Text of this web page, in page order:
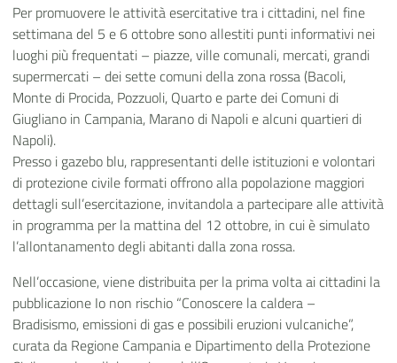
Per promuovere le attività esercitative tra i cittadini, nel fine
settimana del 5 e 6 ottobre sono allestiti punti informativi nei
luoghi più frequentati – piazze, ville comunali, mercati, grandi
supermercati – dei sette comuni della zona rossa (Bacoli,
Monte di Procida, Pozzuoli, Quarto e parte dei Comuni di
Giugliano in Campania, Marano di Napoli e alcuni quartieri di
Napoli).
Presso i gazebo blu, rappresentanti delle istituzioni e volontari
di protezione civile formati offrono alla popolazione maggiori
dettagli sull’esercitazione, invitandola a partecipare alle attività
in programma per la mattina del 12 ottobre, in cui è simulato
l’allontanamento degli abitanti dalla zona rossa.
Nell’occasione, viene distribuita per la prima volta ai cittadini la
pubblicazione Io non rischio “Conoscere la caldera –
Bradisismo, emissioni di gas e possibili eruzioni vulcaniche”,
curata da Regione Campania e Dipartimento della Protezione